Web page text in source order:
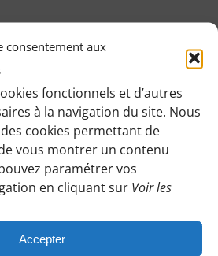
consentement aux
fonctionnels et d’autres
à la navigation du site. Nous
cookies permettant de
vous montrer un contenu
paramétrer vos
en cliquant sur Voir les
Accepter